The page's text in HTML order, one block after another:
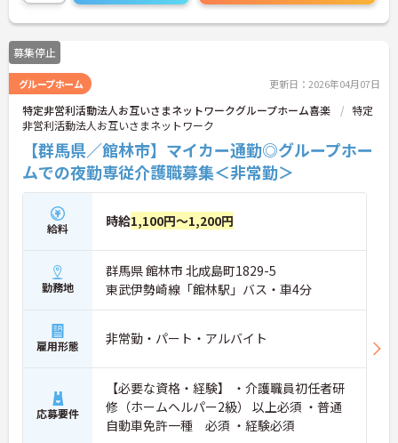
募集停止
グループホーム 更新日：2026年04月07日
特定非営利活動法人お互いさまネットワークグループホーム喜楽
特定
非営利活動法人お互いさまネットワーク
【群馬県／館林市】マイカー通勤◎グループホー
ムでの夜勤専従介護職募集＜非常勤＞
給料 時給1,100円～1,200円
勤務地
群馬県 館林市 北成島町1829-5
東武伊勢崎線「館林駅」バス・車4分
雇用形態 非常勤・パート・アルバイト
応募要件
【必要な資格・経験】 ・介護職員初任者研
修（ホームヘルパー2級） 以上必須 ・普通
自動車免許一種 必須 ・経験必須